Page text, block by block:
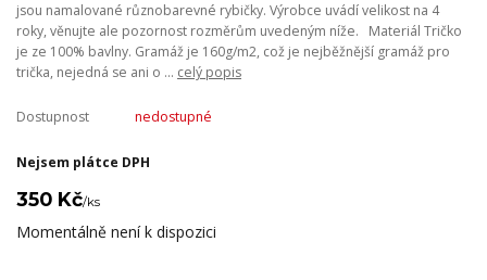
jsou namalované různobarevné rybičky. Výrobce uvádí velikost na 4
roky, věnujte ale pozornost rozměrům uvedeným níže. Materiál Tričko
je ze 100% bavlny. Gramáž je 160g/m2, což je nejběžnější gramáž pro
trička, nejedná se ani o ... celý popis
Dostupnost nedostupné
Nejsem plátce DPH
350 Kč/ks
Momentálně není k dispozici